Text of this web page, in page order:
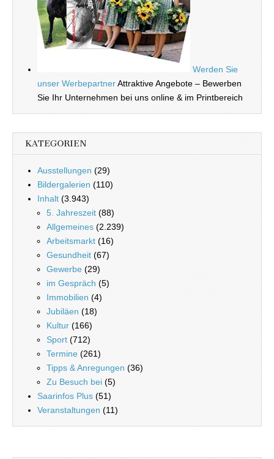
Werden Sie
unser WerbepartnerAttraktive Angebote – Bewerben
Sie Ihr Unternehmen bei uns online & im Printbereich
KATEGORIEN
Ausstellungen (29)
Bildergalerien (110)
Inhalt (3.943)
5. Jahreszeit (88)
Allgemeines (2.239)
Arbeitsmarkt (16)
Gesundheit (67)
Gewerbe (29)
im Gespräch (5)
Immobilien (4)
Jubiläen (18)
Kultur (166)
Sport (712)
Termine (261)
Tipps & Anregungen (36)
Zu Besuch bei (5)
Saarinfos Plus (51)
Veranstaltungen (11)